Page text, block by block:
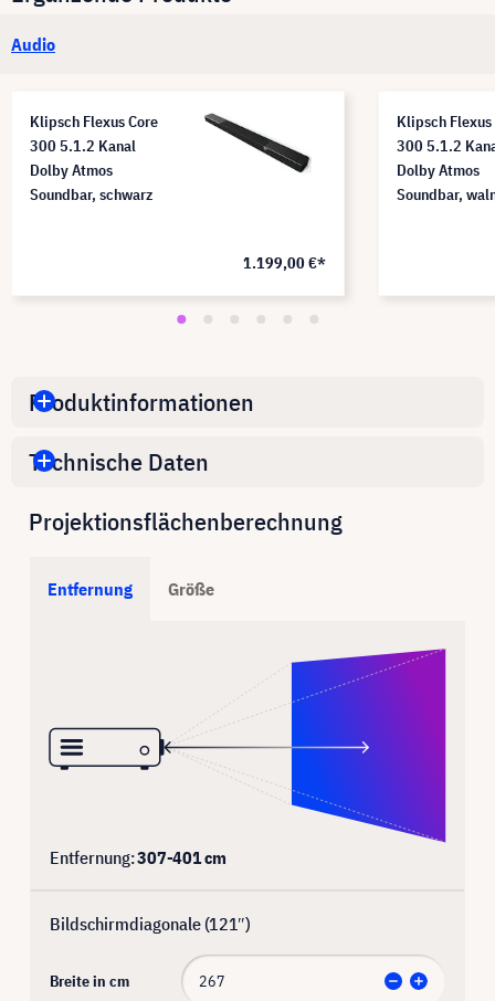
Audio
Klipsch Flexus Core
300 5.1.2 Kanal
Dolby Atmos
Soundbar, schwarz
1.199,00 €*
Klipsch Flexus
300 5.1.2
Dolby Atmos
Soundbar,
Produktinformationen
Technische Daten
Projektionsflächenberechnung
Entfernung Größe
Entfernung:307-401cm
Bildschirmdiagonale (121″)
Breite in cm